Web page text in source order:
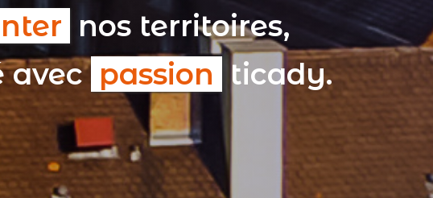
nos territoires,
avec passion ticady.